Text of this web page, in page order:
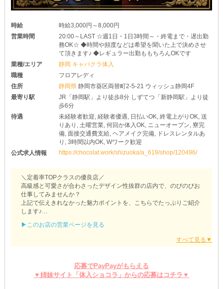
時給
時給3,000円～8,000円
営業時間
20:00～LAST ☆週1日・1日3時間～・終電まで・遅出勤
務OK☆ ◆時間や頻度などは希望を聞いた上で決めさせ
て頂きます♪ ◆レギュラー出勤ももちろんOKです
業種/エリア
静岡 キャバクラ体入
職種
フロアレディ
住所
静岡県静岡市葵区両替町2-5-21 ウィッシュ静岡4F
最寄り駅
JR「静岡駅」より徒歩8分 しずてつ「新静岡駅」より徒
歩6分
待遇
未経験者歓迎, 経験者優遇, 日払いOK, 終電上がりOK, 送
りあり, 土曜営業, 何回か体入OK, ニューオープン, 寮完
備, 面接交通費支給, ヘアメイク完備, ドレスレンタルあ
り, 3時間以内OK, Wワーク歓迎
公式求人情報
https://chocolat.work/shizuoka/a_619/shop/120496/
＼定着率TOPクラスの優良店／
高級感と可愛さが合わさったデザイン性抜群の店内で、のびのびお
仕事してみませんか？
上記で伝えきれなかった魅力ポイントを、こちらでたっぷりご紹介
します♪
［Lounge AIMER（アイミー）］
このように好きなときに好きなだけ働けるのが【アイミー】の魅力
▶このお店の営業ページを見る
応募でPayPayがもらえる
▼姉妹サイト「体入ショコラ」からの応募はコチラ▼